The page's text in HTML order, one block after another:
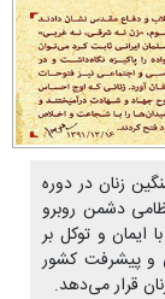
زنان در دوره
دشمن روبرو
ایمان و توکل بر
و پیشرفت کشور
قرار می‌دهد.